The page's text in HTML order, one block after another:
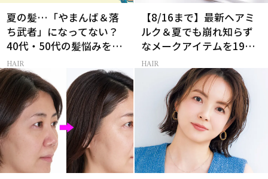
夏の髪…「やまんば＆落
ち武者」になってない？
40代・50代の髪悩みをレ
スキューする裏ワザ
HAIR
【8/16まで】最新ヘアミ
ルク＆夏でも崩れ知らず
なメークアイテムを19名
様にプレゼント！
HAIR